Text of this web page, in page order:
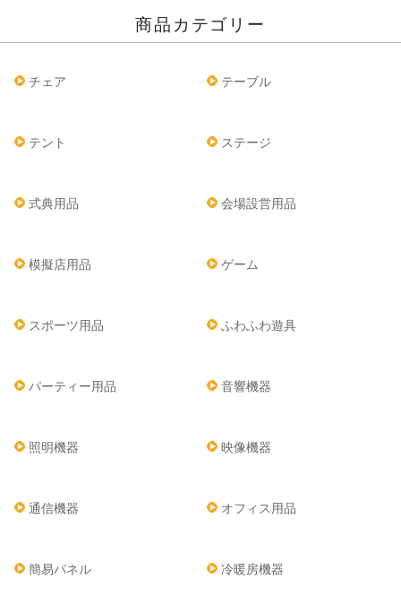
商品カテゴリー
チェア テーブル
テント ステージ
式典用品 会場設営用品
模擬店用品 ゲーム
スポーツ用品 ふわふわ遊具
パーティー用品 音響機器
照明機器 映像機器
通信機器 オフィス用品
簡易パネル 冷暖房機器